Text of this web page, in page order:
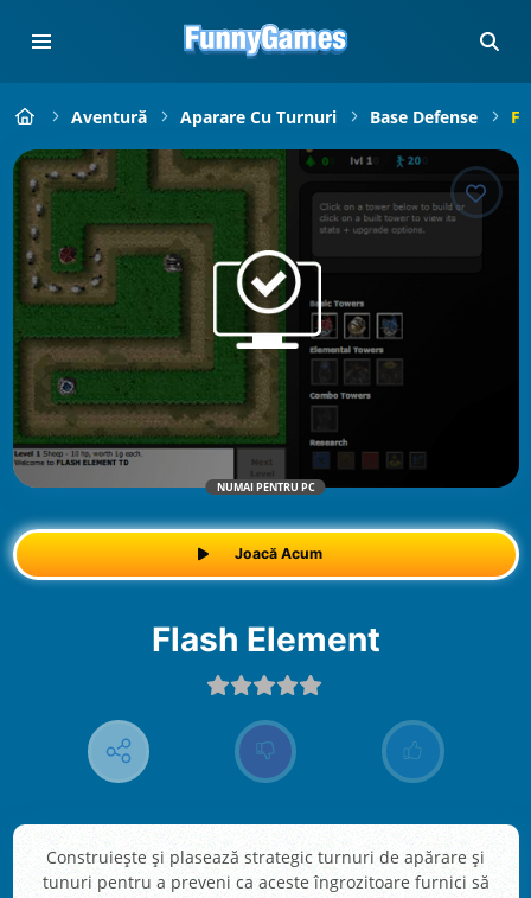
Aventură Aparare Cu Turnuri Base Defense
NUMAI PENTRU PC
Joacă Acum
Flash Element
Construiește și plasează strategic turnuri de apărare și
tunuri pentru a preveni ca aceste îngrozitoare furnici să